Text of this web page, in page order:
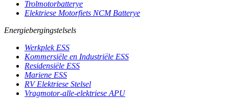
Trolmotorbatterye
Elektriese Motorfiets NCM Batterye
Energiebergingstelsels
Werkplek ESS
Kommersiële en Industriële ESS
Residensiële ESS
Mariene ESS
RV Elektriese Stelsel
Vragmotor-alle-elektriese APU